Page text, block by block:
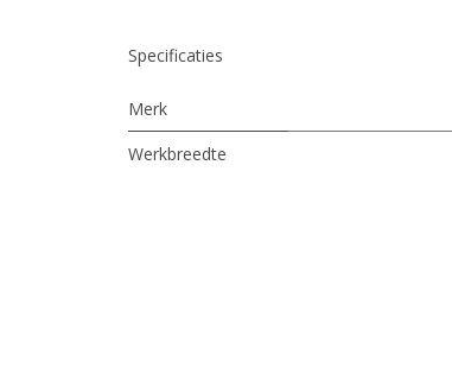
Specificaties
Merk
Werkbreedte